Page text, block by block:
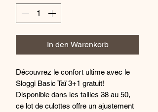
In den Warenkorb
Découvrez le confort ultime avec le
Sloggi Basic Taï 3+1 gratuit!
Disponible dans les tailles 38 au 50,
ce lot de culottes offre un ajustement